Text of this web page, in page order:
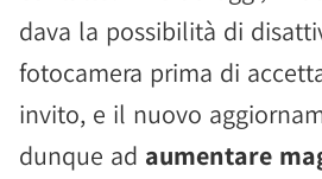
dava la possibilità di
fotocamera prima di
invito, e il nuovo
dunque ad aumentare